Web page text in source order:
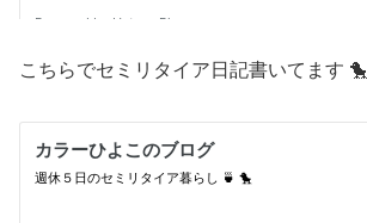
こちらでセミリタイア日記書いてます 🐤